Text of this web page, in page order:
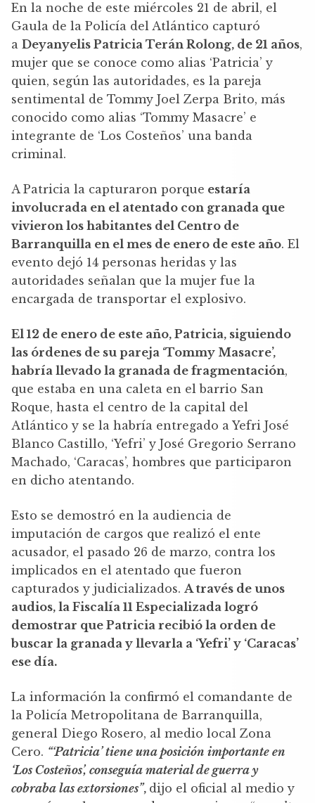
En la noche de este miércoles 21 de abril, el
Gaula de la Policía del Atlántico capturó
a Deyanyelis Patricia Terán Rolong, de 21 años,
mujer que se conoce como alias ‘Patricia’ y
quien, según las autoridades, es la pareja
sentimental de Tommy Joel Zerpa Brito, más
conocido como alias ‘Tommy Masacre’ e
integrante de ‘Los Costeños’ una banda
criminal.
A Patricia la capturaron porque estaría
involucrada en el atentado con granada que
vivieron los habitantes del Centro de
Barranquilla en el mes de enero de este año. El
evento dejó 14 personas heridas y las
autoridades señalan que la mujer fue la
encargada de transportar el explosivo.
El 12 de enero de este año, Patricia, siguiendo
las órdenes de su pareja ‘Tommy Masacre’,
habría llevado la granada de fragmentación,
que estaba en una caleta en el barrio San
Roque, hasta el centro de la capital del
Atlántico y se la habría entregado a Yefri José
Blanco Castillo, ‘Yefri’ y José Gregorio Serrano
Machado, ‘Caracas’, hombres que participaron
en dicho atentando.
Esto se demostró en la audiencia de
imputación de cargos que realizó el ente
acusador, el pasado 26 de marzo, contra los
implicados en el atentado que fueron
capturados y judicializados. A través de unos
audios, la Fiscalía 11 Especializada logró
demostrar que Patricia recibió la orden de
buscar la granada y llevarla a ‘Yefri’ y ‘Caracas’
ese día.
La información la confirmó el comandante de
la Policía Metropolitana de Barranquilla,
general Diego Rosero, al medio local Zona
Cero. “‘Patricia’ tiene una posición importante en
‘Los Costeños’, conseguía material de guerra y
cobraba las extorsiones”, dijo el oficial al medio y